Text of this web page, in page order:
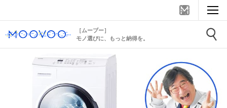
［ムーブー］
モノ選びに、もっと納得を。